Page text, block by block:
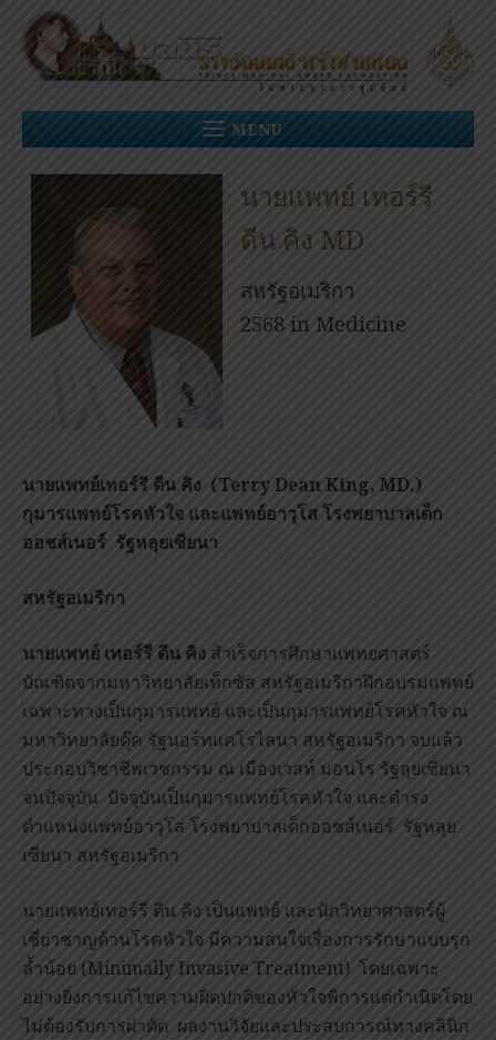
Skip
content
MENU
นายแพทย์ เทอร์รี
ดีน คิง MD
สหรัฐอเมริกา
2568 in Medicine
นายแพทย์เทอร์รี ดีน คิง (Terry Dean King, MD.)
กุมารแพทย์โรคหัวใจ และแพทย์อาวุโสโรงพยาบาลเด็ก
ออชส์เนอร์ รัฐหลุยเซียนา
สหรัฐอเมริกา
นายแพทย์ เทอร์รี ดีน คิง สำเร็จการศึกษาแพทยศาสตร์
บัณฑิตจากมหาวิทยาลัยเท็กซัส สหรัฐอเมริกาฝึกอบรมแพทย์
เฉพาะทางเป็นกุมารแพทย์ และเป็นกุมารแพทย์โรคหัวใจ ณ
มหาวิทยาลัยดุ๊ค รัฐนอร์ทแคโรไลนา สหรัฐอเมริกา จบแล้ว
ประกอบวิชาชีพเวชกรรม ณ เมืองเวสท์ มอนโร รัฐลุยเซียนา
จนปัจจุบัน ปัจจุบันเป็นกุมารแพทย์โรคหัวใจ และดำรง
ตำแหน่งแพทย์อาวุโส โรงพยาบาลเด็กออชส์เนอร์ รัฐหลุย
เซียนา สหรัฐอเมริกา
นายแพทย์เทอร์รี ดีน คิง เป็นแพทย์ และนักวิทยาศาสตร์ผู้
เชี่ยวชาญด้านโรคหัวใจ มีความสนใจเรื่องการรักษาแบบรุก
ล้ำน้อย (Minimally Invasive Treatment) โดยเฉพาะ
อย่างยิ่งการแก้ไขความผิดปกติของหัวใจพิการแต่กำเนิดโดย
ไม่ต้องรับการผ่าตัด ผลงานวิจัยและประสบการณ์ทางคลินิก